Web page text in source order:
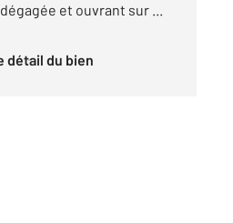
et ouvrant sur ...
détail du bien